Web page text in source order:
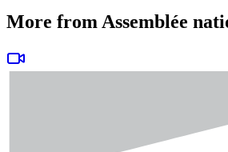
More from Assemblée